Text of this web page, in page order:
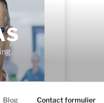
Blog Contact formulier